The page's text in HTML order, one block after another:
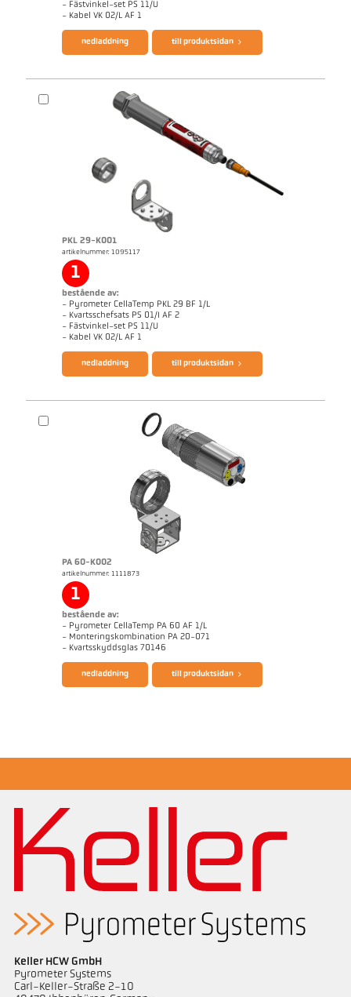
- Fästvinkel-set PS 11/U
- Kabel VK 02/L AF 1
broschyr CellaTemp PK PKF PKL
nedladdning till produktsidan
PKL 29-K001
artikelnummer: 1095117
1
bestående av:
- Pyrometer CellaTemp PKL 29 BF 1/L
- Kvartsschefsats PS 01/I AF 2
- Fästvinkel-set PS 11/U
- Kabel VK 02/L AF 1
broschyr CellaTemp PK PKF PKL
nedladdning till produktsidan
PA 60-K002
artikelnummer: 1111873
1
bestående av:
- Pyrometer CellaTemp PA 60 AF 1/L
- Monteringskombination PA 20-071
- Kvartsskyddsglas 70146
broschyr CellaTemp PA Questionnaire Radiation Pyrometers
applikationsrapport CellaInduction
nedladdning till produktsidan
Keller HCW GmbH
Pyrometer Systems
Carl-Keller-Straße 2-10